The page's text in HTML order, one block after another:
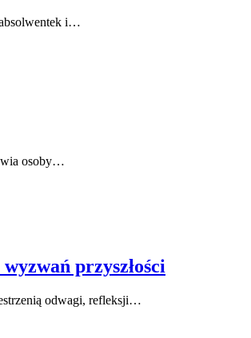
i…
osoby…
przyszłości
odwagi, refleksji…